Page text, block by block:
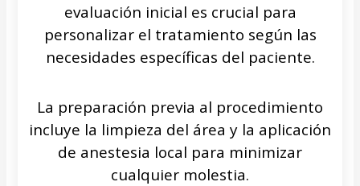
evaluación inicial es crucial para
personalizar el tratamiento según las
necesidades específicas del paciente.
La preparación previa al procedimiento
incluye la limpieza del área y la aplicación
de anestesia local para minimizar
cualquier molestia.